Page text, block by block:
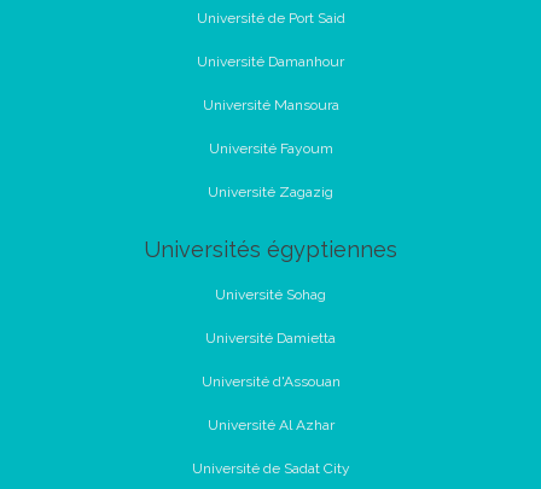
Université de Port Said
Université Damanhour
Université Mansoura
Université Fayoum
Université Zagazig
Universités égyptiennes
Université Sohag
Université Damietta
Université d'Assouan
Université Al Azhar
Université de Sadat City